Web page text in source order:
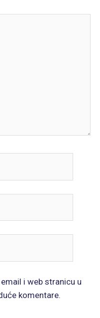
i web stranicu u
komentare.